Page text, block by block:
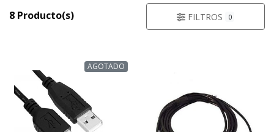
8 Producto(s) FILTROS 0
AGOTADO